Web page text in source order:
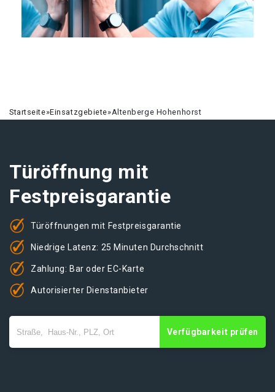
Startseite»Einsatzgebiete»Altenberge Hohenhorst
Türöffnung mit
Festpreisgarantie
Türöffnungen mit Festpreisgarantie
Niedrige Latenz: 25 Minuten Durchschnitt
Zahlung: Bar oder EC-Karte
Autorisierter Dienstanbieter
Verfügbarkeit prüfen